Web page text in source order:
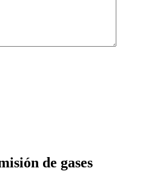
de gases